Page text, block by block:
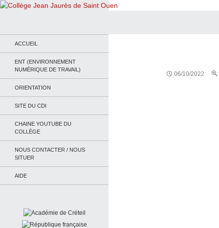
06/10/2022
ACCUEIL
ENT (ENVIRONNEMENT
NUMÉRIQUE DE TRAVAIL)
ORIENTATION
SITE DU CDI
CHAINE YOUTUBE DU
COLLÈGE
NOUS CONTACTER / NOUS
SITUER
AIDE